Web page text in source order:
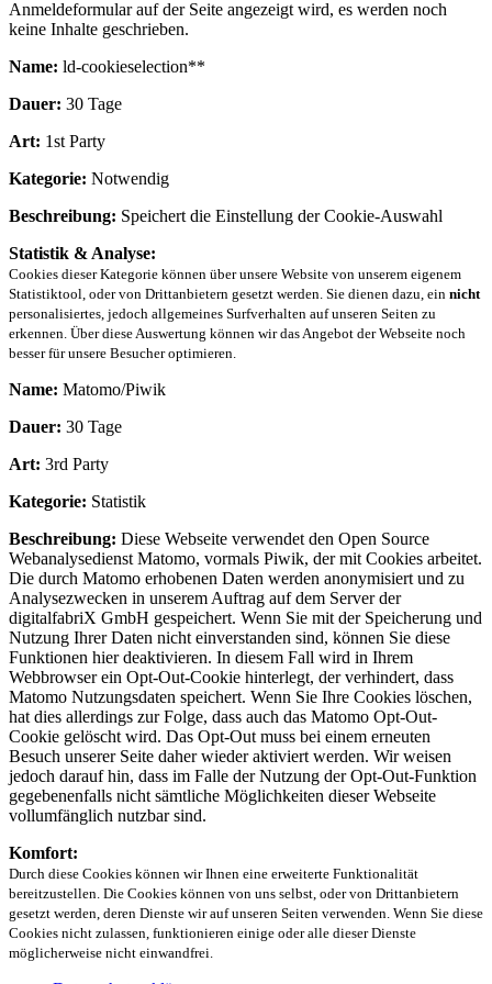
Anmeldeformular auf der Seite angezeigt wird, es werden noch
keine Inhalte geschrieben.
Name: ld-cookieselection**
Dauer: 30 Tage
Art: 1st Party
Kategorie: Notwendig
Beschreibung: Speichert die Einstellung der Cookie-Auswahl
Statistik & Analyse:
Cookies dieser Kategorie können über unsere Website von unserem eigenem
Statistiktool, oder von Drittanbietern gesetzt werden. Sie dienen dazu, ein nicht
personalisiertes, jedoch allgemeines Surfverhalten auf unseren Seiten zu
erkennen. Über diese Auswertung können wir das Angebot der Webseite noch
besser für unsere Besucher optimieren.
Name: Matomo/Piwik
Dauer: 30 Tage
Art: 3rd Party
Kategorie: Statistik
Beschreibung: Diese Webseite verwendet den Open Source
Webanalysedienst Matomo, vormals Piwik, der mit Cookies arbeitet.
Die durch Matomo erhobenen Daten werden anonymisiert und zu
Analysezwecken in unserem Auftrag auf dem Server der
digitalfabriX GmbH gespeichert. Wenn Sie mit der Speicherung und
Nutzung Ihrer Daten nicht einverstanden sind, können Sie diese
Funktionen hier deaktivieren. In diesem Fall wird in Ihrem
Webbrowser ein Opt-Out-Cookie hinterlegt, der verhindert, dass
Matomo Nutzungsdaten speichert. Wenn Sie Ihre Cookies löschen,
hat dies allerdings zur Folge, dass auch das Matomo Opt-Out-
Cookie gelöscht wird. Das Opt-Out muss bei einem erneuten
Besuch unserer Seite daher wieder aktiviert werden. Wir weisen
jedoch darauf hin, dass im Falle der Nutzung der Opt-Out-Funktion
gegebenenfalls nicht sämtliche Möglichkeiten dieser Webseite
vollumfänglich nutzbar sind.
Komfort:
Durch diese Cookies können wir Ihnen eine erweiterte Funktionalität
bereitzustellen. Die Cookies können von uns selbst, oder von Drittanbietern
gesetzt werden, deren Dienste wir auf unseren Seiten verwenden. Wenn Sie diese
Cookies nicht zulassen, funktionieren einige oder alle dieser Dienste
möglicherweise nicht einwandfrei.